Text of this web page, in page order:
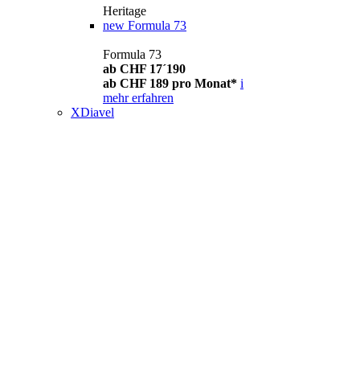
Heritage
new Formula 73
Formula 73
ab CHF 17´190
ab CHF 189 pro Monat* i
mehr erfahren
XDiavel